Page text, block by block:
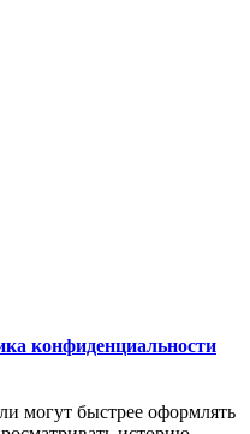
конфиденциальности
могут быстрее оформлять